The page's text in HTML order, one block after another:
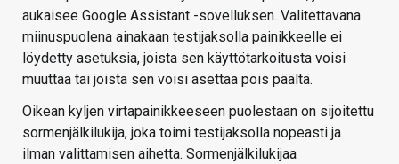
aukaisee Google Assistant -sovelluksen. Valitettavana
miinuspuolena ainakaan testijaksolla painikkeelle ei
löydetty asetuksia, joista sen käyttötarkoitusta voisi
muuttaa tai joista sen voisi asettaa pois päältä.
Oikean kyljen virtapainikkeeseen puolestaan on sijoitettu
sormenjälkilukija, joka toimi testijaksolla nopeasti ja
ilman valittamisen aihetta. Sormenjälkilukijaa